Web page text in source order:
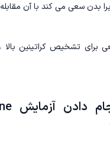
بدن سعی می کند با آن
برای تشخیص کراتینین